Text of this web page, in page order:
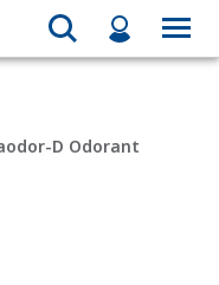
D Odorant